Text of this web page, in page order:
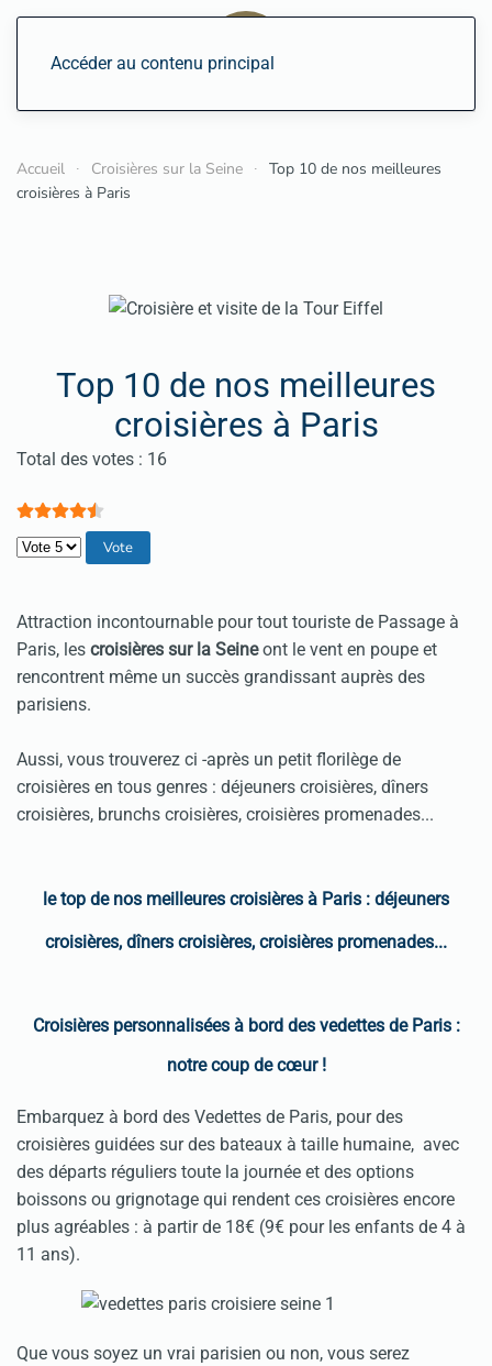
Accéder au contenu principal
Accueil Croisières sur la Seine
Top 10 de nos meilleures
croisières à Paris
Top 10 de nos meilleures
croisières à Paris
Vote utilisateur:4.5/
Total des votes : 16
Veuillez voter
Attraction incontournable pour tout touriste de Passage à
Paris, les croisières sur la Seineont le vent en poupe et
rencontrent même un succès grandissant auprès des
parisiens.
Aussi, vous trouverez ci -après un petit florilège de
croisières en tous genres : déjeuners croisières, dîners
croisières, brunchs croisières, croisières promenades...
le top de nos meilleures croisières à Paris : déjeuners
croisières, dîners croisières, croisières promenades...
Croisières personnalisées à bord des vedettes de Paris :
notre coup de cœur !
Embarquez à bord des Vedettes de Paris, pour des
croisières guidées sur des bateaux à taille humaine, avec
des départs réguliers toute la journée et des options
boissons ou grignotage qui rendent ces croisières encore
plus agréables : à partir de 18€ (9€ pour les enfants de 4 à
11 ans).
Que vous soyez un vrai parisien ou non, vous serez